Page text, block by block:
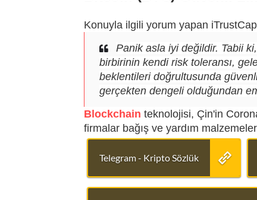
Konuyla ilgili yorum yapan
Panik asla iyi değildir. Tabii
birbirinin kendi risk toleransı,
beklentileri doğrultusunda
gerçekten dengeli olduğundan
Blockchain teknolojisi, Çin'in
firmalar bağış ve yardım
Telegram - Kripto Sözlük